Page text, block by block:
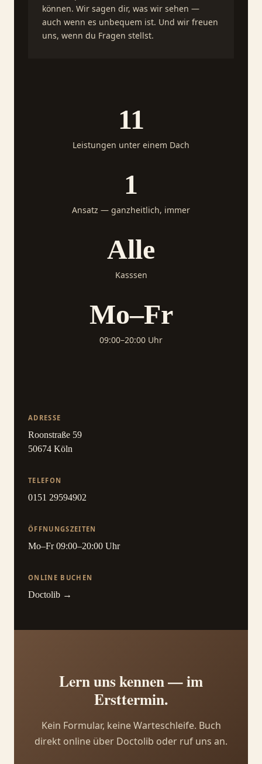
können. Wir sagen dir, was wir sehen —
auch wenn es unbequem ist. Und wir freuen
uns, wenn du Fragen stellst.
11
Leistungen unter einem Dach
1
Ansatz — ganzheitlich, immer
Alle
Kasssen
Mo–Fr
09:00–20:00 Uhr
ADRESSE
Roonstraße 59
50674 Köln
TELEFON
0151 29594902
ÖFFNUNGSZEITEN
Mo–Fr 09:00–20:00 Uhr
ONLINE BUCHEN
Doctolib →
Lern uns kennen — im
Ersttermin.
Kein Formular, keine Warteschleife. Buch
direkt online über Doctolib oder ruf uns an.